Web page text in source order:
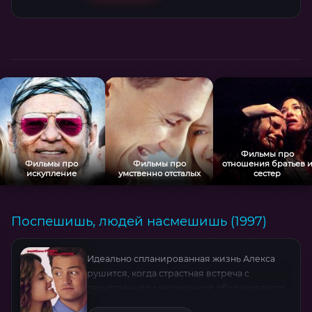
Фильмы про
искупление
Фильмы про
умственно отсталых
Фильмы про
отношения братьев и
сестер
Поспешишь, людей насмешишь (1997)
Идеально спланированная жизнь Алекса
рушится, когда страстная встреча с